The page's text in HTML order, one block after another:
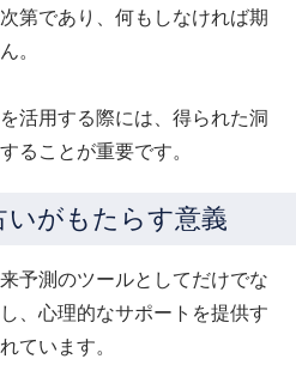
第であり、何もしなければ期
。
活用する際には、得られた洞
ることが重要です。
いがもたらす意義
予測のツールとしてだけでな
、心理的なサポートを提供す
ています。